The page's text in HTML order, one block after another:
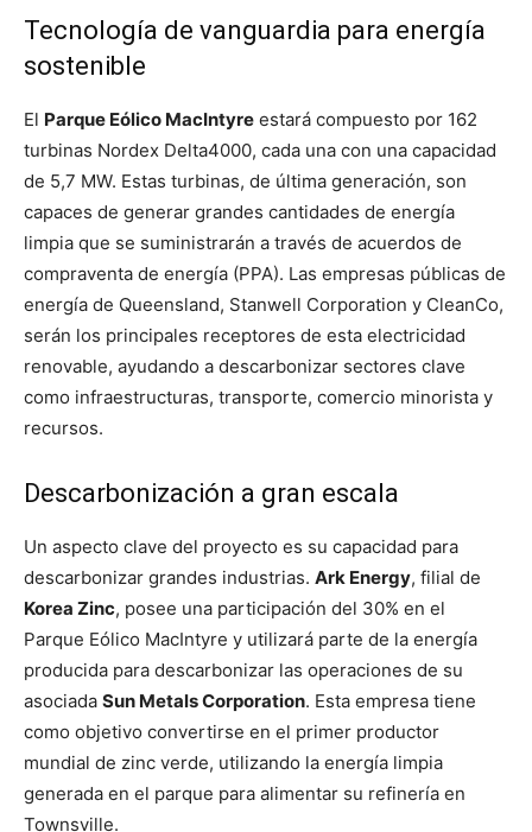
Tecnología de vanguardia para energía
sostenible
El Parque Eólico MacIntyre estará compuesto por 162
turbinas Nordex Delta4000, cada una con una capacidad
de 5,7 MW. Estas turbinas, de última generación, son
capaces de generar grandes cantidades de energía
limpia que se suministrarán a través de acuerdos de
compraventa de energía (PPA). Las empresas públicas de
energía de Queensland, Stanwell Corporation y CleanCo,
serán los principales receptores de esta electricidad
renovable, ayudando a descarbonizar sectores clave
como infraestructuras, transporte, comercio minorista y
recursos.
Descarbonización a gran escala
Un aspecto clave del proyecto es su capacidad para
descarbonizar grandes industrias. Ark Energy, filial de
Korea Zinc, posee una participación del 30% en el
Parque Eólico MacIntyre y utilizará parte de la energía
producida para descarbonizar las operaciones de su
asociada Sun Metals Corporation. Esta empresa tiene
como objetivo convertirse en el primer productor
mundial de zinc verde, utilizando la energía limpia
generada en el parque para alimentar su refinería en
Townsville.